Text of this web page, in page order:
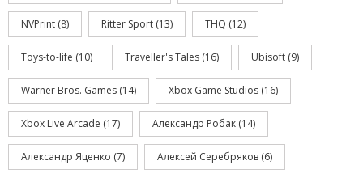
NVPrint (8) Ritter Sport (13) THQ (12)
Toys-to-life (10) Traveller's Tales (16) Ubisoft (9)
Warner Bros. Games (14) Xbox Game Studios (16)
Xbox Live Arcade (17) Александр Робак (14)
Александр Яценко (7) Алексей Серебряков (6)